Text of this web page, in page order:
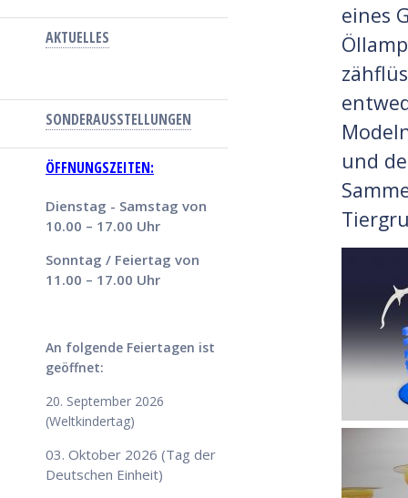
eines
und
AKTUELLES
SONDERAUSSTELLUNGEN
ÖFFNUNGSZEITEN:
Dienstag - Samstag von
10.00 – 17.00 Uhr
Sonntag / Feiertag von
11.00 – 17.00 Uhr
An folgende Feiertagen ist
geöffnet:
20. September 2026
(Weltkindertag)
03. Oktober 2026 (Tag der
Deutschen Einheit)